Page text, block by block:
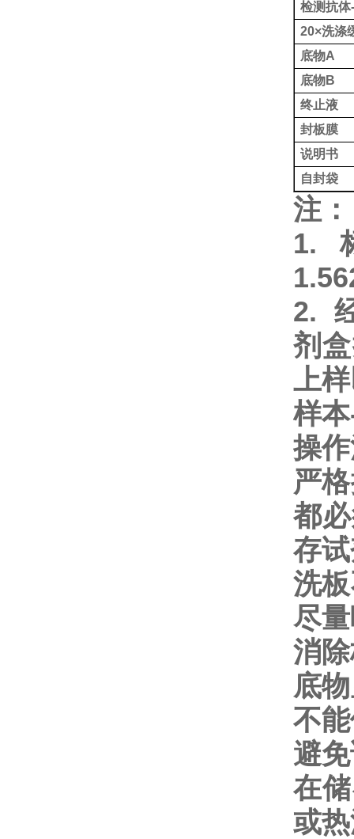
检测抗体
20×洗涤
底物A
底物B
终止液
封板膜
说明书
自封袋
注：
1.
2.
剂
上
样
操
严
都
存
洗
尽
消
底
不
避
在
或